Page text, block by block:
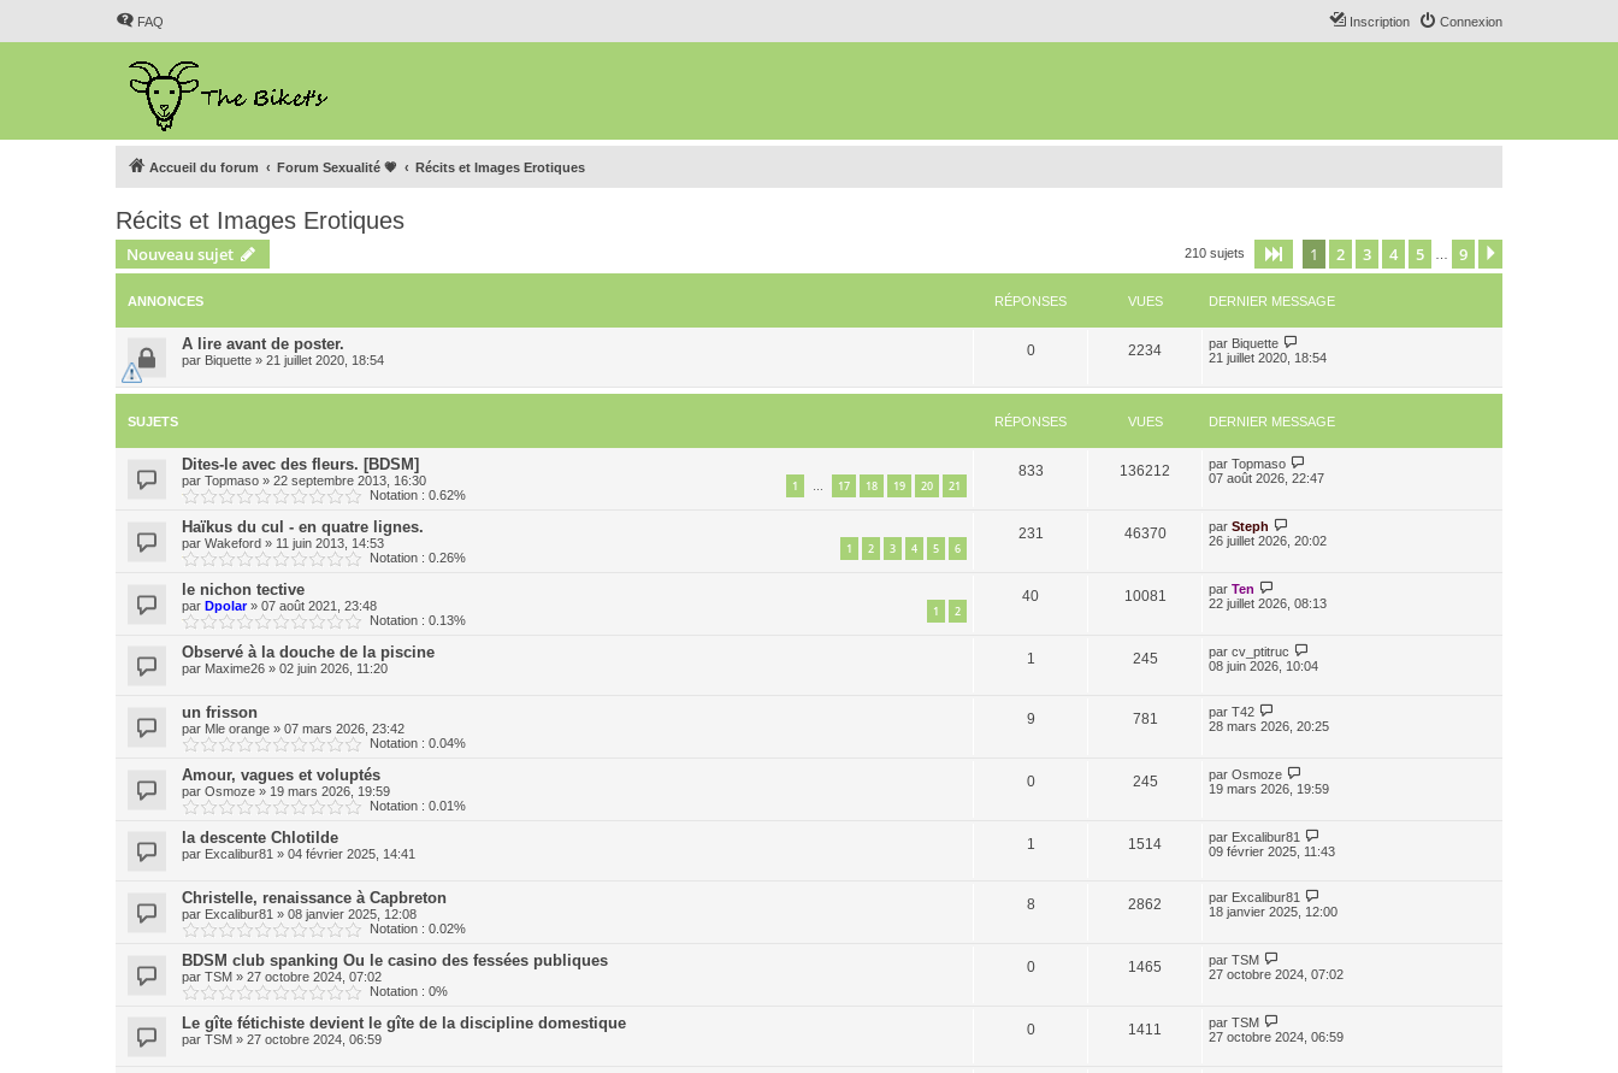
FAQ Connexion
Inscription
Accueil du forum Forum Sexualité 💗 Récits et Images Erotiques
Récits et Images Erotiques
Nouveau sujet 210 sujets Page sur9
1 2 3 4 5 9
ANNONCES RÉPONSES VUES DERNIER MESSAGE
A lire avant de poster.
par Biquette » 21 juillet 2020, 18:54
0 2234 par Biquette
21 juillet 2020, 18:54
SUJETS RÉPONSES VUES DERNIER MESSAGE
Dites-le avec des fleurs. [BDSM]
par Topmaso » 22 septembre 2013, 16:30 1 … 17 18 19 20 21
Notation : 0.62%
833 136212 par Topmaso
07 août 2026, 22:47
Haïkus du cul - en quatre lignes.
par Wakeford » 11 juin 2013, 14:53 1 2 3 4 5 6
Notation : 0.26%
231 46370 par Steph
26 juillet 2026, 20:02
le nichon tective
par Dpolar» 07 août 2021, 23:48 1 2
Notation : 0.13%
40 10081 par Ten
22 juillet 2026, 08:13
Observé à la douche de la piscine
par Maxime26 » 02 juin 2026, 11:20
1 245 par cv_ptitruc
08 juin 2026, 10:04
un frisson
par Mle orange » 07 mars 2026, 23:42
Notation : 0.04%
9 781 par T42
28 mars 2026, 20:25
Amour, vagues et voluptés
par Osmoze » 19 mars 2026, 19:59
Notation : 0.01%
0 245 par Osmoze
19 mars 2026, 19:59
la descente Chlotilde
par Excalibur81 » 04 février 2025, 14:41
1 1514 par Excalibur81
09 février 2025, 11:43
Christelle, renaissance à Capbreton
par Excalibur81 » 08 janvier 2025, 12:08
Notation : 0.02%
8 2862 par Excalibur81
18 janvier 2025, 12:00
BDSM club spanking Ou le casino des fessées publiques
par TSM » 27 octobre 2024, 07:02
Notation : 0%
0 1465 par TSM
27 octobre 2024, 07:02
Le gîte fétichiste devient le gîte de la discipline domestique
par TSM » 27 octobre 2024, 06:59
0 1411 par TSM
27 octobre 2024, 06:59